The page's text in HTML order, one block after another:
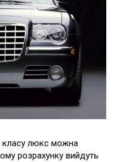
класу люкс можна
розрахунку вийдуть